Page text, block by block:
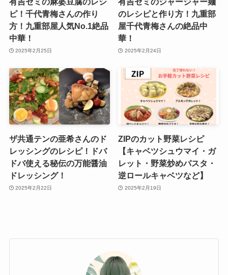
ピ！千代青梅さんの作り
方！九重部屋人気No.1絶品
中華！
2025年2月25日
のレシピと作り方！九重部
屋千代青梅さんの絶品中
華！
2025年2月24日
ザ共通テンの亜希さんのド
レッシングのレシピ！ドバ
ドバ使える秘伝の万能醤油
ドレッシング！
2025年2月22日
ZIPのカット野菜レシピ
【キャベツシュウマイ・ガ
レット・野菜炒めパスタ・
逆ロールキャベツなど】
2025年2月19日